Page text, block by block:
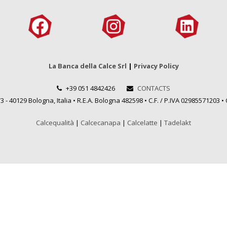
La Banca della Calce Srl | Privacy Policy
+39 051 4842426
CONTACTS
40129 Bologna, Italia • R.E.A. Bologna 482598 • C.F. / P.IVA 02985571203 •
Calcequalità | Calcecanapa | Calcelatte | Tadelakt